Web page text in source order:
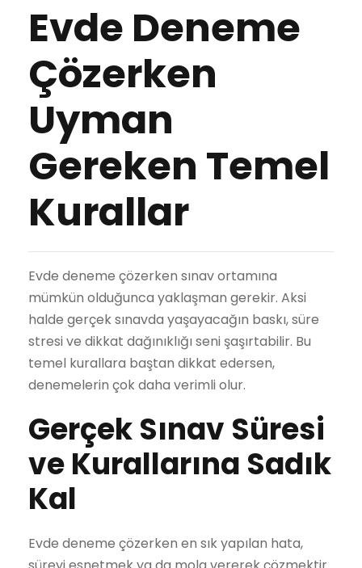
Evde Deneme
Çözerken
Uyman
Gereken Temel
Kurallar
Evde deneme çözerken sınav ortamına
mümkün olduğunca yaklaşman gerekir. Aksi
halde gerçek sınavda yaşayacağın baskı, süre
stresi ve dikkat dağınıklığı seni şaşırtabilir. Bu
temel kurallara baştan dikkat edersen,
denemelerin çok daha verimli olur.
Gerçek Sınav Süresi
ve Kurallarına Sadık
Kal
Evde deneme çözerken en sık yapılan hata,